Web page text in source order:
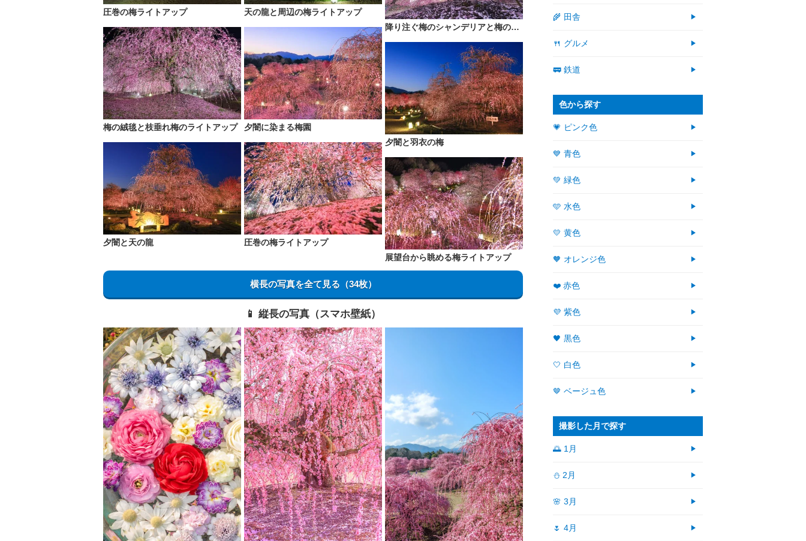
圧巻の梅ライトアップ
天の龍と周辺の梅ライトアップ
降り注ぐ梅のシャンデリアと梅の絨毯
梅の絨毯と枝垂れ梅のライトアップ
夕闇に染まる梅園
夕闇と羽衣の梅
夕闇と天の龍
圧巻の梅ライトアップ
展望台から眺める梅ライトアップ
横長の写真を全て見る（34枚）
📱 縦長の写真（スマホ壁紙）
🌾 田舎
🍴 グルメ
🚃 鉄道
色から探す
💗 ピンク色
💙 青色
💚 緑色
🩵 水色
💛 黄色
🧡 オレンジ色
❤️ 赤色
💜 紫色
🖤 黒色
🤍 白色
🤎 ベージュ色
撮影した月で探す
🌅 1月
⛄ 2月
🌸 3月
🌷 4月